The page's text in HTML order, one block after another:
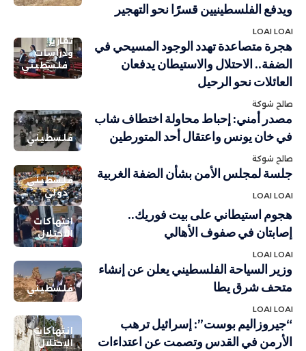
ويدفع الفلسطينيين قسرًا نحو التهجير
LOAI LOAI
تقارير
ودراسات
فلسطيني
هجرة متصاعدة تهدد الوجود المسيحي في
الضفة.. الاحتلال والاستيطان يدفعان
العائلات نحو الرحيل
صالح شوكة
فلسطيني
مصدر أمني: إحباط محاولة اختطاف شاب
في خان يونس واعتقال أحد المتورطين
صالح شوكة
فلسطيني
دولي
جلسة لمجلس الأمن بشأن الضفة الغربية
LOAI LOAI
انتهاكات
الاحتلال
هجوم استيطاني على بيت فوريك..
إصابتان في صفوف الأهالي
LOAI LOAI
فلسطيني
وزير السياحة الفلسطيني يعلن عن إنشاء
متحف شرق يطا
LOAI LOAI
انتهاكات
الاحتلال
“جيروزاليم بوست”: إسرائيل ترهب
الأرمن في القدس وتصمت عن اعتداءات